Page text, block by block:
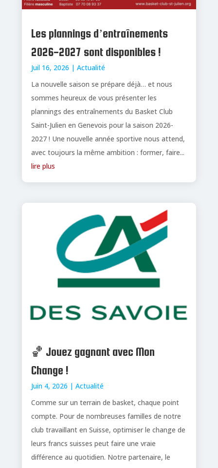
Les plannings d’entraînements
2026-2027 sont disponibles !
Juil 16, 2026 | Actualité
La nouvelle saison se prépare déjà… et nous
sommes heureux de vous présenter les
plannings des entraînements du Basket Club
Saint-Julien en Genevois pour la saison 2026-
2027 ! Une nouvelle année sportive nous attend,
avec toujours la même ambition : former, faire...
lire plus
🏀 Jouez gagnant avec Mon
Change !
Juin 4, 2026 | Actualité
Comme sur un terrain de basket, chaque point
compte. Pour de nombreuses familles de notre
club travaillant en Suisse, optimiser le change de
leurs francs suisses peut faire une vraie
différence au quotidien. Notre partenaire, le